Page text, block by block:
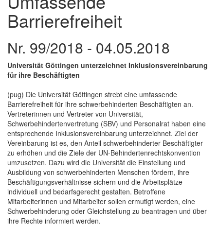
Barrierefreiheit
Nr. 99/2018 - 04.05.2018
Universität Göttingen unterzeichnet Inklusionsvereinbarung
für ihre Beschäftigten
(pug) Die Universität Göttingen strebt eine umfassende
Barrierefreiheit für ihre schwerbehinderten Beschäftigten an.
Vertreterinnen und Vertreter von Universität,
Schwerbehindertenvertretung (SBV) und Personalrat haben eine
entsprechende Inklusionsvereinbarung unterzeichnet. Ziel der
Vereinbarung ist es, den Anteil schwerbehinderter Beschäftigter
zu erhöhen und die Ziele der UN-Behindertenrechtskonvention
umzusetzen. Dazu wird die Universität die Einstellung und
Ausbildung von schwerbehinderten Menschen fördern, ihre
Beschäftigungsverhältnisse sichern und die Arbeitsplätze
individuell und bedarfsgerecht gestalten. Betroffene
Mitarbeiterinnen und Mitarbeiter sollen ermutigt werden, eine
Schwerbehinderung oder Gleichstellung zu beantragen und über
ihre Rechte informiert werden.